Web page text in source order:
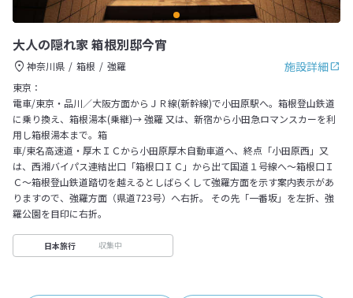
大人の隠れ家 箱根別邸今宵
施設詳細
神奈川県 箱根
強羅
東京：
電車/東京・品川／大阪方面からＪＲ線(新幹線)で小田原駅へ。箱根登山鉄道
に乗り換え、箱根湯本(乗継)→ 強羅 又は、新宿から小田急ロマンスカーを利
用し箱根湯本まで。箱
車/東名高速道・厚木ＩＣから小田原厚木自動車道へ、終点「小田原西」又
は、西湘バイパス連結出口「箱根口ＩＣ」から出て国道１号線へ～箱根口Ｉ
Ｃ～箱根登山鉄道踏切を越えるとしばらくして強羅方面を示す案内表示があ
りますので、強羅方面（県道723号）へ右折。 その先「一番坂」を左折、強
羅公園を目印に右折。
日本旅行 収集中